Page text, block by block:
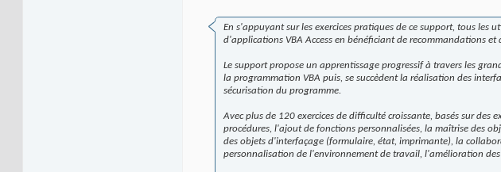
En s'appuyant sur les exercices pratiques de ce support, tous les
d'applications VBA Access en bénéficiant de recommandations et
Le support propose un apprentissage progressif à travers les
la programmation VBA puis, se succèdent la réalisation des
sécurisation du programme.
Avec plus de 120 exercices de difficulté croissante, basés sur
procédures, l'ajout de fonctions personnalisées, la maîtrise des
des objets d'interfaçage (formulaire, état, imprimante), la
personnalisation de l'environnement de travail, l'amélioration